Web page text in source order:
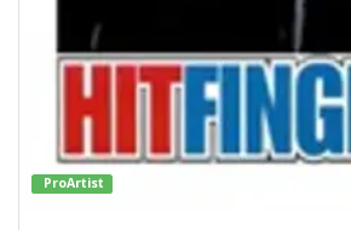
ProArtist